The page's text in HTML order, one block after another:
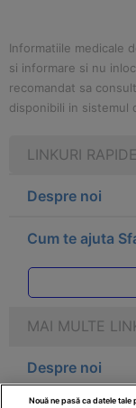
Informatiile medicale
si informare si nu
recomandat sa
disponibili in sistemul
LINKURI RAPIDE
Despre noi
Cum te ajuta
MAI MULTE
Despre noi
Nouă ne pasă ca datele